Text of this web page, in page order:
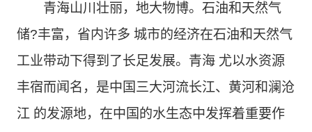
青海山川壮丽，地大物博。石油和天然气
储?丰富，省内许多 城市的经济在石油和天然气
工业带动下得到了长足发展。青海 尤以水资源
丰宿而闻名，是中国三大河流长江、黄河和澜沧
江 的发源地，在中国的水生态中发挥着重要作